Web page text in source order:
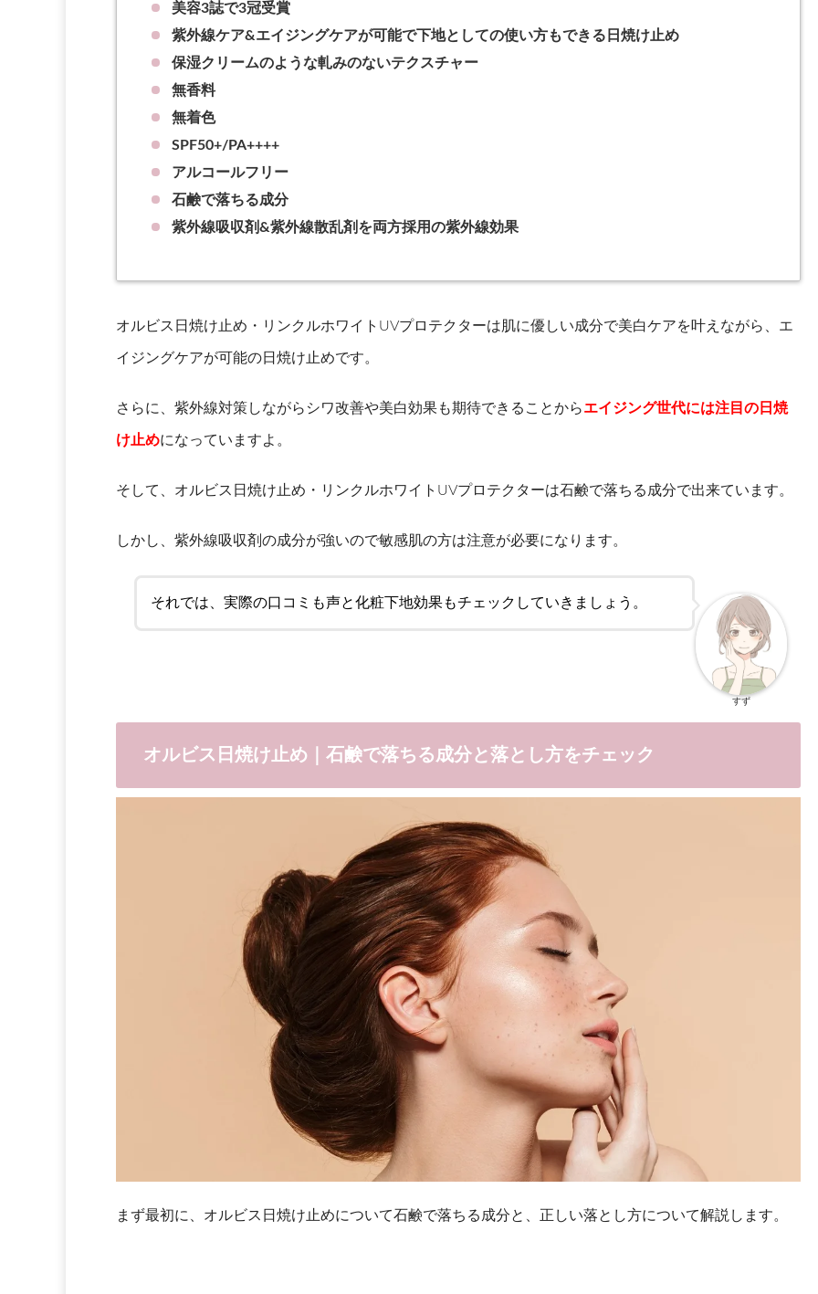
美容3誌で3冠受賞
紫外線ケア&エイジングケアが可能で下地としての使い方もできる日焼け止め
保湿クリームのような軋みのないテクスチャー
無香料
無着色
SPF50+/PA++++
アルコールフリー
石鹸で落ちる成分
紫外線吸収剤&紫外線散乱剤を両方採用の紫外線効果
オルビス日焼け止め・リンクルホワイトUVプロテクターは肌に優しい成分で美白ケアを叶えながら、エ
イジングケアが可能の日焼け止めです。
さらに、紫外線対策しながらシワ改善や美白効果も期待できることからエイジング世代には注目の日焼
け止めになっていますよ。
そして、オルビス日焼け止め・リンクルホワイトUVプロテクターは石鹸で落ちる成分で出来ています。
しかし、紫外線吸収剤の成分が強いので敏感肌の方は注意が必要になります。
それでは、実際の口コミも声と化粧下地効果もチェックしていきましょう。
すず
オルビス日焼け止め｜石鹸で落ちる成分と落とし方をチェック
まず最初に、オルビス日焼け止めについて石鹸で落ちる成分と、正しい落とし方について解説します。